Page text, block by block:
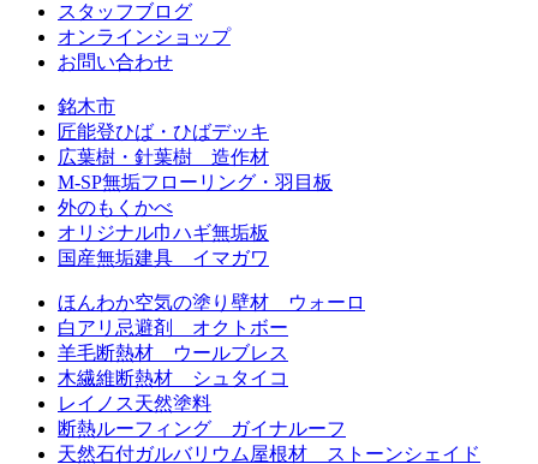
スタッフブログ
オンラインショップ
お問い合わせ
銘木市
匠能登ひば・ひばデッキ
広葉樹・針葉樹 造作材
M-SP無垢フローリング・羽目板
外のもくかべ
オリジナル巾ハギ無垢板
国産無垢建具 イマガワ
ほんわか空気の塗り壁材 ウォーロ
白アリ忌避剤 オクトボー
羊毛断熱材 ウールブレス
木繊維断熱材 シュタイコ
レイノス天然塗料
断熱ルーフィング ガイナルーフ
天然石付ガルバリウム屋根材 ストーンシェイド